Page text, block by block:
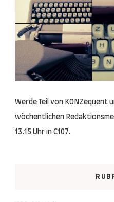
Werde Teil von KONZequent
wöchentlichen
13.15 Uhr in C107.